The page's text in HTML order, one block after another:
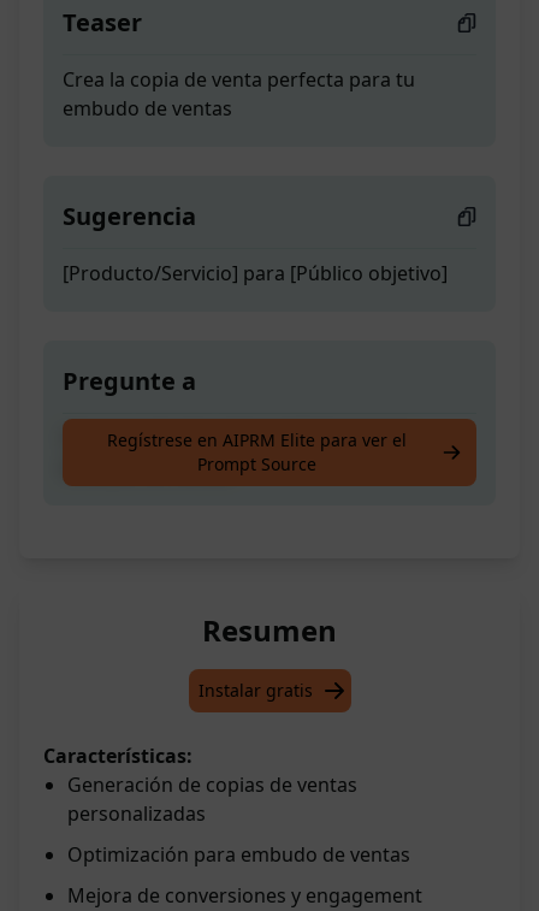
Teaser
Crea la copia de venta perfecta para tu
embudo de ventas
Sugerencia
[Producto/Servicio] para [Público objetivo]
Pregunte a
Crea la copia de venta perfecta para tu
embudo de ventas
Regístrese en AIPRM Elite para ver el
Prompt Source
Resumen
Instalar gratis
Características:
Generación de copias de ventas
personalizadas
Optimización para embudo de ventas
Mejora de conversiones y engagement